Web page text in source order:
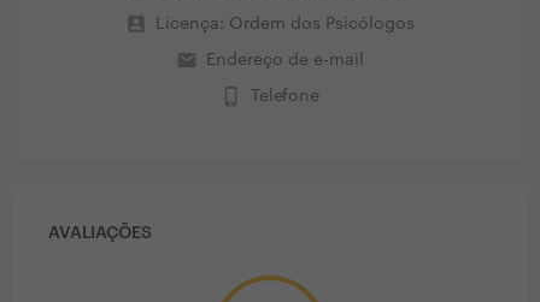
perm_contact_calendar Licença: Ordem dos Psicólogos
email Endereço de e-mail
phone_iphone Telefone
AVALIAÇÕES